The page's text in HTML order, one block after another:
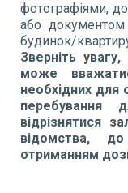
фотографіями,
або документом
будинок/
Зверніть
може
необхідних для
перебування
відрізнятися
відомства,
отриманням